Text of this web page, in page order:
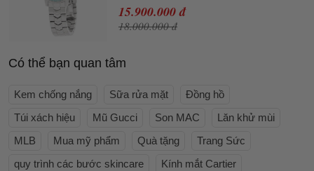
15.900.000 đ
18.000.000 đ
Có thể bạn quan tâm
Kem chống nắng Sữa rửa mặt
Đồng hồ
Túi xách hiệu
Mũ Gucci Son MAC
Lăn khử mùi
MLB
Mua mỹ phẩm Quà tặng
Trang Sức
quy trình các bước skincare
Kính mắt Cartier